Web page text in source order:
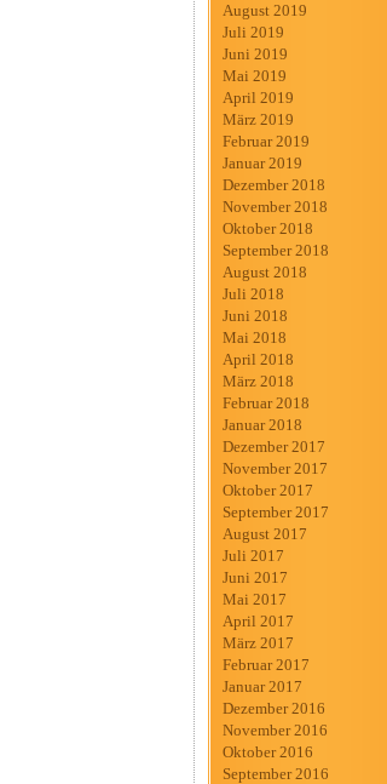
August 2019
Juli 2019
Juni 2019
Mai 2019
April 2019
März 2019
Februar 2019
Januar 2019
Dezember 2018
November 2018
Oktober 2018
September 2018
August 2018
Juli 2018
Juni 2018
Mai 2018
April 2018
März 2018
Februar 2018
Januar 2018
Dezember 2017
November 2017
Oktober 2017
September 2017
August 2017
Juli 2017
Juni 2017
Mai 2017
April 2017
März 2017
Februar 2017
Januar 2017
Dezember 2016
November 2016
Oktober 2016
September 2016